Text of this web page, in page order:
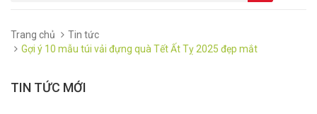
Trang chủ
Tin tức
Gợi ý 10 mẫu túi vải đựng quà Tết Ất Tỵ 2025 đẹp mắt
TIN TỨC MỚI